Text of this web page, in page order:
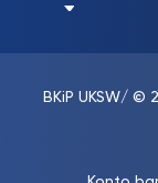
BKiP UKSW/ ©